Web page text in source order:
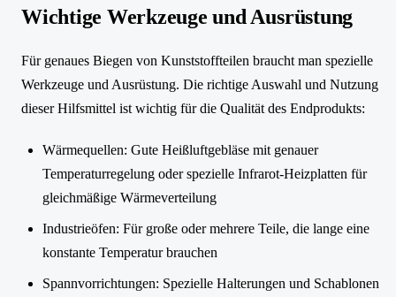
Wichtige Werkzeuge und Ausrüstung
Für genaues Biegen von Kunststoffteilen braucht man spezielle
Werkzeuge und Ausrüstung. Die richtige Auswahl und Nutzung
dieser Hilfsmittel ist wichtig für die Qualität des Endprodukts:
Wärmequellen: Gute Heißluftgebläse mit genauer
Temperaturregelung oder spezielle Infrarot-Heizplatten für
gleichmäßige Wärmeverteilung
Industrieöfen: Für große oder mehrere Teile, die lange eine
konstante Temperatur brauchen
Spannvorrichtungen: Spezielle Halterungen und Schablonen